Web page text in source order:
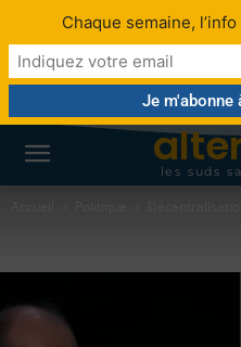
les suds
Chaque semaine,